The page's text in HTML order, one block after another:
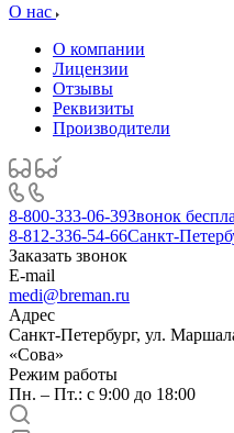
О нас
О компании
Лицензии
Отзывы
Реквизиты
Производители
8-800-333-06-39Звонок
8-812-336-54-66Санкт-
Заказать звонок
E-mail
medi@breman.ru
Адрес
Санкт-Петербург, ул.
«Сова»
Режим работы
Пн. – Пт.: с 9:00 до 18:00